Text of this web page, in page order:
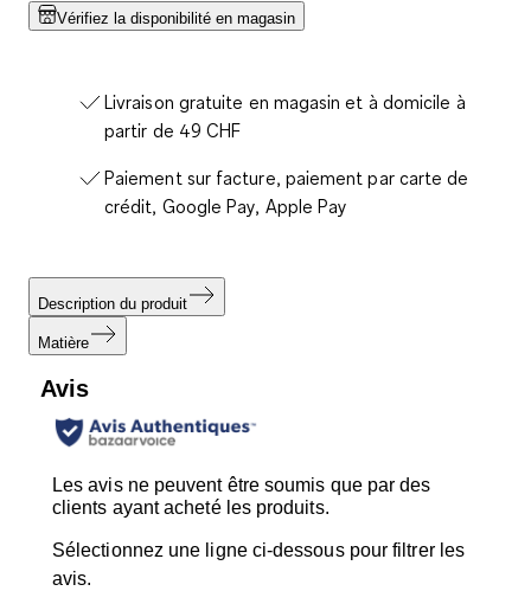
Vérifiez la disponibilité en magasin
Livraison gratuite en magasin et à domicile à
partir de 49 CHF
Paiement sur facture, paiement par carte de
crédit, Google Pay, Apple Pay
Description du produit
Matière
Avis
Les avis ne peuvent être soumis que par des
clients ayant acheté les produits.
Sélectionnez une ligne ci-dessous pour filtrer les
avis.